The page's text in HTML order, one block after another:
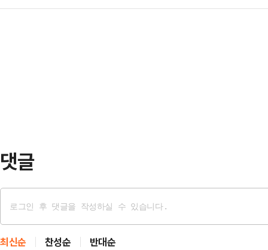
며 “현재 꾸준…
전체 아파트 매물은 전날 기준 16
당이 혼돈에 빠진 가운데, 의원총회
댓글
최신순 찬성순 반대순